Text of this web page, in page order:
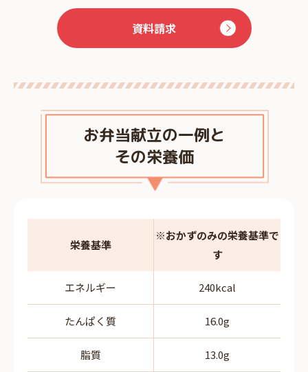
資料請求
お弁当献立の一例と
その栄養価
栄養基準
※おかずのみの栄養基準で
す
エネルギー 240kcal
たんぱく質 16.0g
脂質 13.0g